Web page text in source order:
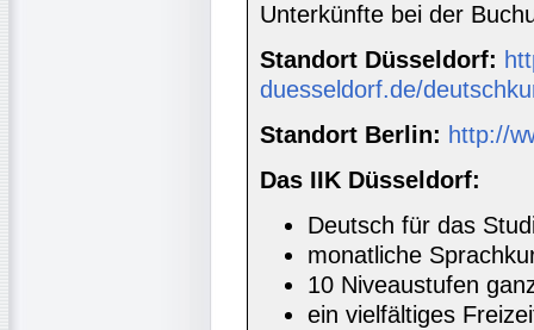
Unterkünfte bei der
Standort Düsseldorf:
duesseldorf.de/
Standort Berlin: http://
Das IIK Düsseldorf:
Deutsch für das
monatliche
10 Niveaustufen
ein vielfältiges